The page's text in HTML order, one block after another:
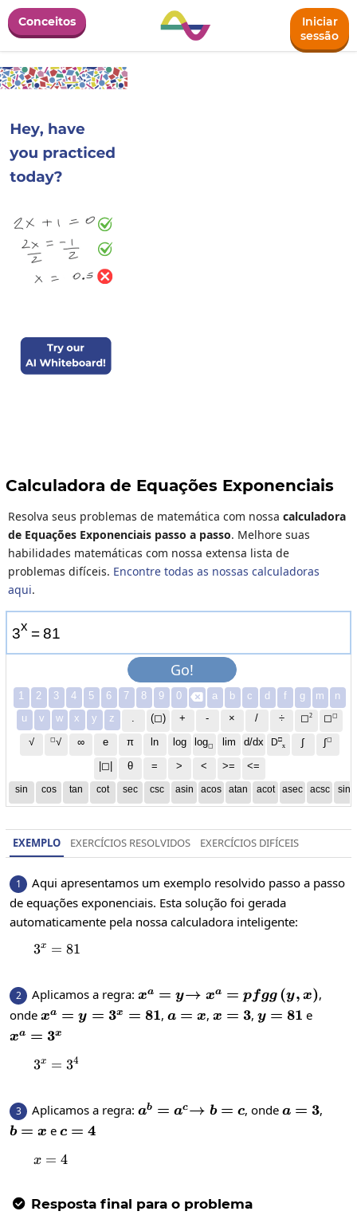
Conceitos
Iniciar
sessão
Calculadora de Equações Exponenciais
Resolva seus problemas de matemática com nossa calculadora
de Equações Exponenciais passo a passo. Melhore suas
habilidades matemáticas com nossa extensa lista de
problemas difíceis. Encontre todas as nossas calculadoras
aqui.
3x = 81
Go!
1 2 3 4 5 6 7 8 9 0  a b c d f g m
n
u
v w x y z . (◻) + - × / ÷ ◻2 ◻◻
√ ◻√ ∞ e π ln log log◻ lim d/dx D□
x
∫ ∫◻
|◻| θ = > < >= <=
sin cos tan cot sec csc asin acos atan acot asec acsc sinh
EXEMPLO EXERCÍCIOS RESOLVIDOS EXERCÍCIOS DIFÍCEIS
1
Aqui apresentamos um exemplo resolvido passo a passo
de equações exponenciais. Esta solução foi gerada
automaticamente pela nossa calculadora inteligente:
3^x=81
3x = 81
2 Aplicamos a regra: x^a=y
xa = y\to
→ xa = pfgg (y, x),
onde x^a=y=3^x=81
xa = y = 3x = 81, a=x
a = x, x=3
x = 3, y=81
y = 81 e
x^a=3^x
xa = 3x
3^x=3^{4}
3x = 34
3 Aplicamos a regra: a^b=a^c
ab = ac\to
→ b = c, onde a=3
a = 3,
b=x
b = x e c=4
c = 4
x=4
x = 4
 Resposta final para o problema